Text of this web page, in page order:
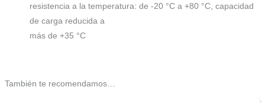
resistencia a la temperatura: de -20 °C a +80 °C, capacidad
de carga reducida a
más de +35 °C
También te recomendamos…